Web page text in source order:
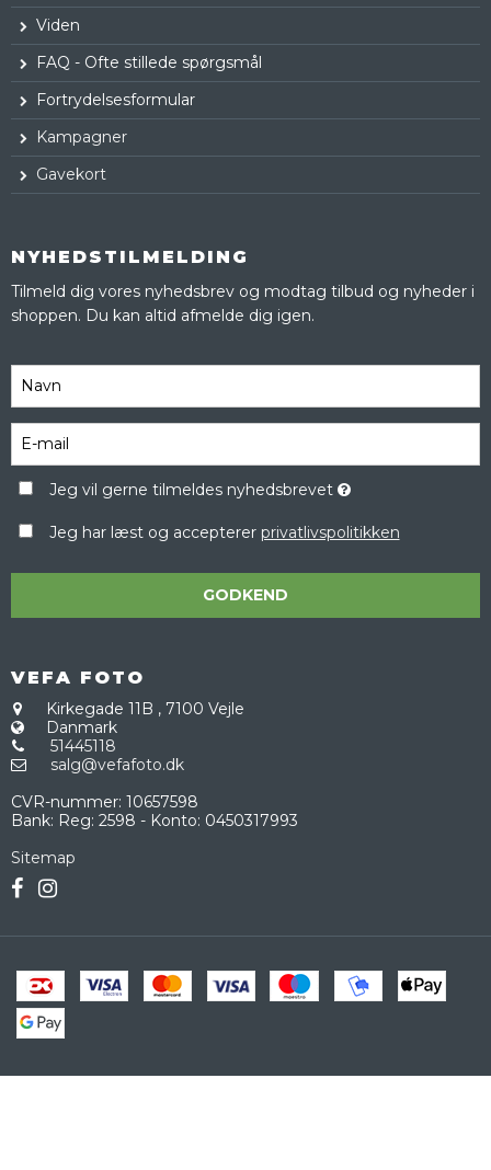
Viden
FAQ - Ofte stillede spørgsmål
Fortrydelsesformular
Kampagner
Gavekort
NYHEDSTILMELDING
Tilmeld dig vores nyhedsbrev og modtag tilbud og nyheder i
shoppen. Du kan altid afmelde dig igen.
Jeg vil gerne tilmeldes nyhedsbrevet
Jeg har læst og accepterer privatlivspolitikken
GODKEND
VEFA FOTO
Kirkegade 11B , 7100 Vejle
Danmark
51445118
salg@vefafoto.dk
CVR-nummer: 10657598
Bank: Reg: 2598 - Konto: 0450317993
Sitemap